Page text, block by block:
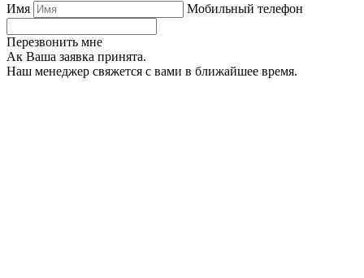
Имя Мобильный телефон
Перезвонить мне
Ак Ваша заявка принята.
Наш менеджер свяжется с вами в ближайшее время.